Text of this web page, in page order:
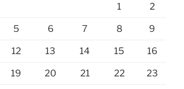
1 2
5 6 7 8 9
12 13 14 15 16
19 20 21 22 23